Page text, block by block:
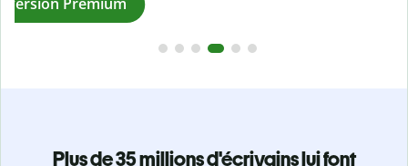
Plus de 35 millions d'écrivains lui font